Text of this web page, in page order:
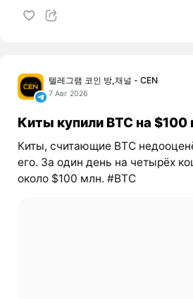
텔레그램 코인 방,채널 - CEN
7 Авг 2026
Киты купили BTC на $100
Киты, считающие BTC
его. За один день на четырёх
около $100 млн. #BTC